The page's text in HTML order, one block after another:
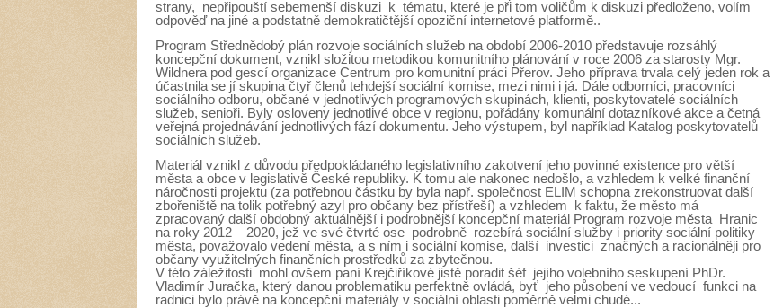
strany, nepřipouští sebemenší diskuzi k tématu, které je při tom voličům k diskuzi předloženo, volím
odpověď na jiné a podstatně demokratičtější opoziční internetové platformě..
Program Střednědobý plán rozvoje sociálních služeb na období 2006-2010 představuje rozsáhlý
koncepční dokument, vznikl složitou metodikou komunitního plánování v roce 2006 za starosty Mgr.
Wildnera pod gescí organizace Centrum pro komunitní práci Přerov. Jeho příprava trvala celý jeden rok a
účastnila se jí skupina čtyř členů tehdejší sociální komise, mezi nimi i já. Dále odborníci, pracovníci
sociálního odboru, občané v jednotlivých programových skupinách, klienti, poskytovatelé sociálních
služeb, senioři. Byly osloveny jednotlivé obce v regionu, pořádány komunální dotazníkové akce a četná
veřejná projednávání jednotlivých fází dokumentu. Jeho výstupem, byl například Katalog poskytovatelů
sociálních služeb.
Materiál vznikl z důvodu předpokládaného legislativního zakotvení jeho povinné existence pro větší
města a obce v legislativě České republiky. K tomu ale nakonec nedošlo, a vzhledem k velké finanční
náročnosti projektu (za potřebnou částku by byla např. společnost ELIM schopna zrekonstruovat další
zbořeniště na tolik potřebný azyl pro občany bez přístřeší) a vzhledem k faktu, že město má
zpracovaný další obdobný aktuálnější i podrobnější koncepční materiál Program rozvoje města Hranic
na roky 2012 – 2020, jež ve své čtvrté ose podrobně rozebírá sociální služby i priority sociální politiky
města, považovalo vedení města, a s ním i sociální komise, další investici značných a racionálněji pro
občany využitelných finančních prostředků za zbytečnou.
V této záležitosti mohl ovšem paní Krejčiříkové jistě poradit šéf jejího volebního seskupení PhDr.
Vladimír Juračka, který danou problematiku perfektně ovládá, byť jeho působení ve vedoucí funkci na
radnici bylo právě na koncepční materiály v sociální oblasti poměrně velmi chudé...